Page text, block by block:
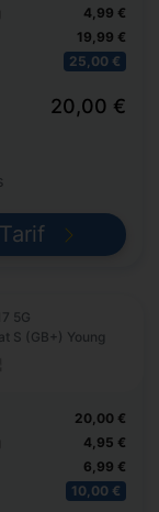
4,99 €
19,99 €
25,00 €
20,00 €
5G
S (GB+) Young
20,00 €
4,95 €
6,99 €
10,00 €